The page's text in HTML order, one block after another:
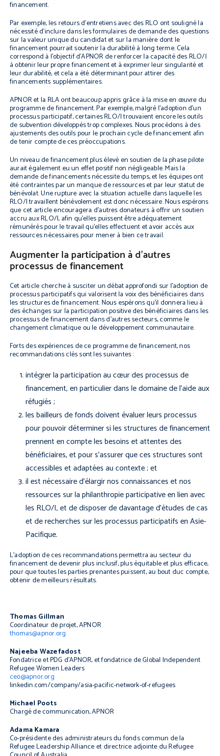
financement.
Par exemple, les retours d’entretiens avec des RLO ont souligné la
nécessité d’inclure dans les formulaires de demande des questions
sur la valeur unique du candidat et sur la manière dont le
financement pourrait soutenir la durabilité à long terme. Cela
correspond à l’objectif d’APNOR de renforcer la capacité des RLO/I
à obtenir leur propre financement et à exprimer leur singularité et
leur durabilité, et cela a été déterminant pour attirer des
financements supplémentaires.
APNOR et la RLA ont beaucoup appris grâce à la mise en œuvre du
programme de financement. Par exemple, malgré l’adoption d’un
processus participatif, certaines RLO/I trouvaient encore les outils
de subvention développés trop complexes. Nous procédons à des
ajustements des outils pour le prochain cycle de financement afin
de tenir compte de ces préoccupations.
Un niveau de financement plus élevé en soutien de la phase pilote
aurait également eu un effet positif non négligeable. Mais la
demande de financements nécessite du temps, et les équipes ont
été contraintes par un manque de ressources et par leur statut de
bénévolat. Une rupture avec la situation actuelle dans laquelle les
RLO/I travaillent bénévolement est donc nécessaire. Nous espérons
que cet article encouragera d’autres donateurs à offrir un soutien
accru aux RLO/I, afin qu’elles puissent être adéquatement
rémunérés pour le travail qu’elles effectuent et avoir accès aux
ressources nécessaires pour mener à bien ce travail.
Augmenter la participation à d’autres
processus de financement
Cet article cherche à susciter un débat approfondi sur l’adoption de
processus participatifs qui valorisent la voix des bénéficiaires dans
les structures de financement. Nous espérons qu’il donnera lieu à
des échanges sur la participation positive des bénéficiaires dans les
processus de financement dans d’autres secteurs, comme le
changement climatique ou le développement communautaire.
Forts des expériences de ce programme de financement, nos
recommandations clés sont les suivantes :
intégrer la participation au cœur des processus de
financement, en particulier dans le domaine de l’aide aux
réfugiés ;
les bailleurs de fonds doivent évaluer leurs processus
pour pouvoir déterminer si les structures de financement
prennent en compte les besoins et attentes des
bénéficiaires, et pour s’assurer que ces structures sont
accessibles et adaptées au contexte ; et
il est nécessaire d’élargir nos connaissances et nos
ressources sur la philanthropie participative en lien avec
les RLO/I, et de disposer de davantage d’études de cas
et de recherches sur les processus participatifs en Asie-
Pacifique.
L’adoption de ces recommandations permettra au secteur du
financement de devenir plus inclusif, plus équitable et plus efficace,
pour que toutes les parties prenantes puissent, au bout duc compte,
obtenir de meilleurs résultats.
Thomas Gillman
Coordinateur de projet, APNOR
thomas@apnor.org
Najeeba Wazefadost
Fondatrice et PDG d’APNOR, et fondatrice de Global Independent
Refugee Women Leaders
ceo@apnor.org
linkedin.com/company/asia-pacific-network-of-refugees
Michael Poots
Chargé de communication, APNOR
Adama Kamara
Co-présidente des administrateurs du fonds commun de la
Refugee Leadership Alliance et directrice adjointe du Refugee